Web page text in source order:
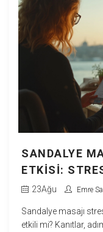
SANDALYE
ETKISI:
23Ağu Emre
Sandalye masajı
etkili mi? Kanıtlar,